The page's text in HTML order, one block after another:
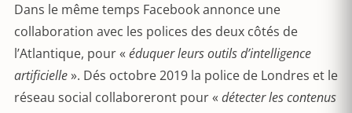
Dans le même temps Facebook annonce une
collaboration avec les polices des deux côtés de
l’Atlantique, pour « éduquer leurs outils d’intelligence
artificielle». Dés octobre 2019 la police de Londres et le
réseau social collaboreront pour « détecter les contenus